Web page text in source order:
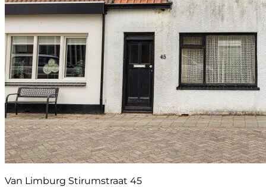
Van Limburg Stirumstraat 45